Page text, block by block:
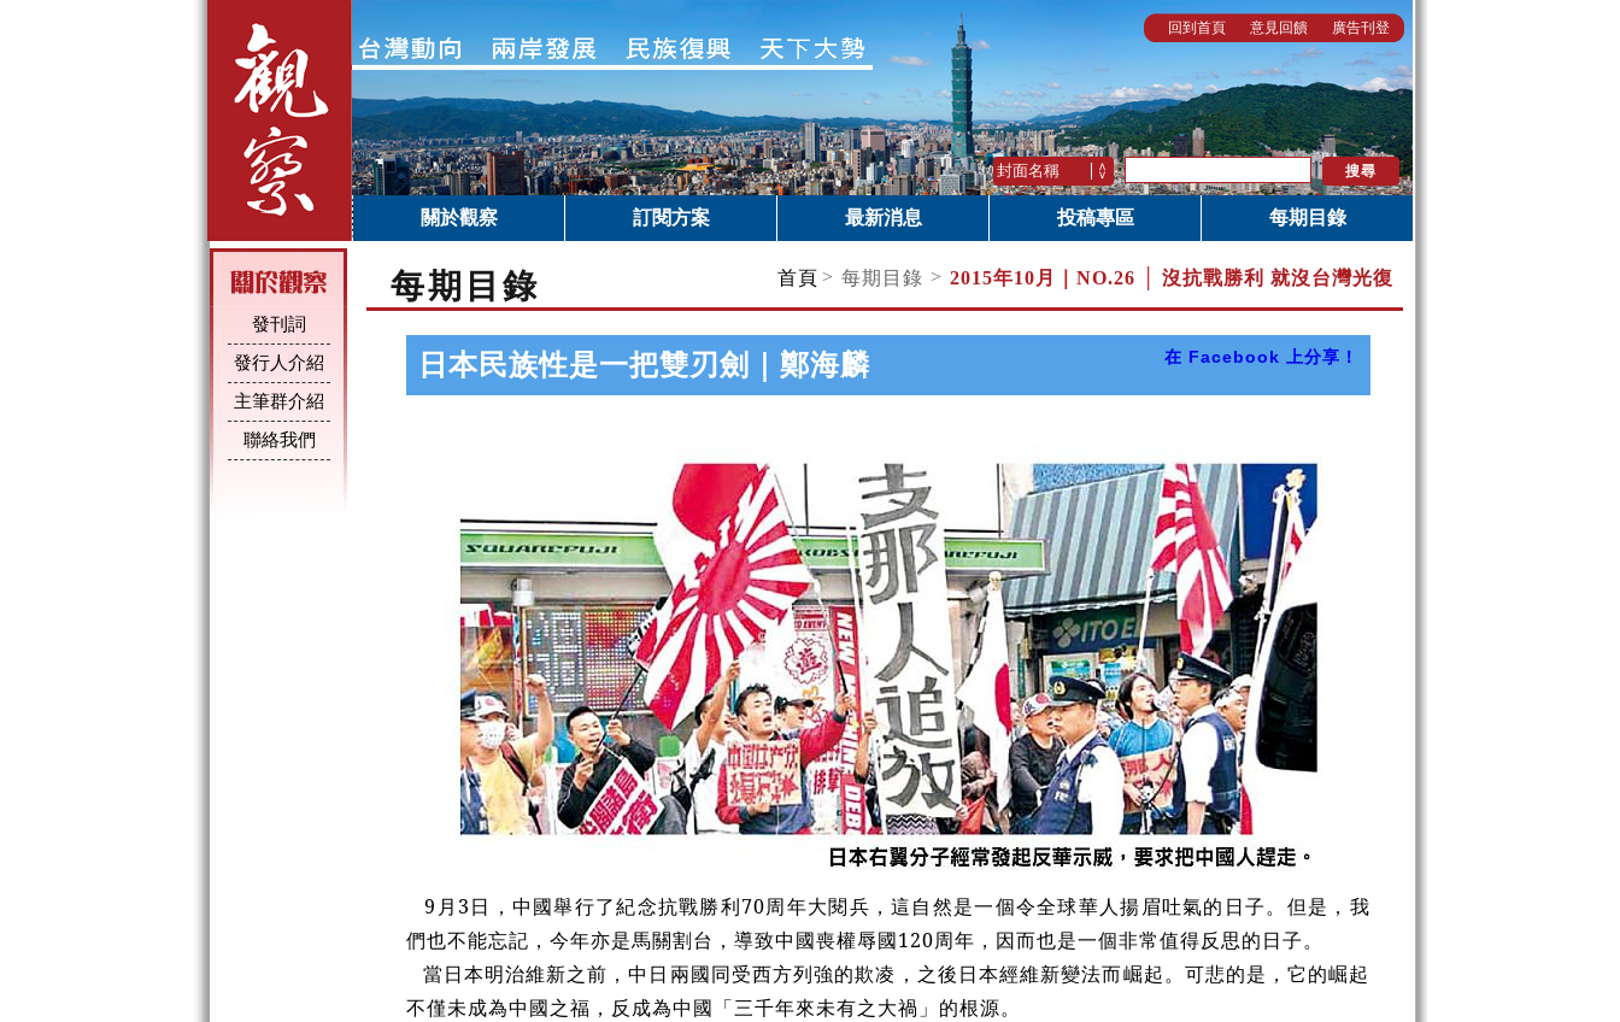
回到首頁 意見回饋 廣告刊登
關於觀察 訂閱方案 最新消息 投稿專區 每期目錄
發刊詞
發行人介紹
主筆群介紹
聯絡我們
每期目錄 首頁 > 每期目錄 > 2015年10月｜ NO.26 │ 沒抗戰勝利 就沒台灣光復
日本民族性是一把雙刃劍｜鄭海麟 在 Facebook 上分享！
9月3日，中國舉行了紀念抗戰勝利70周年大閱兵，這自然是一個令全球華人揚眉吐氣的日子。但是，我
們也不能忘記，今年亦是馬關割台，導致中國喪權辱國120周年，因而也是一個非常值得反思的日子。
當日本明治維新之前，中日兩國同受西方列強的欺凌，之後日本經維新變法而崛起。可悲的是，它的崛起
不僅未成為中國之福，反成為中國「三千年來未有之大禍」的根源。